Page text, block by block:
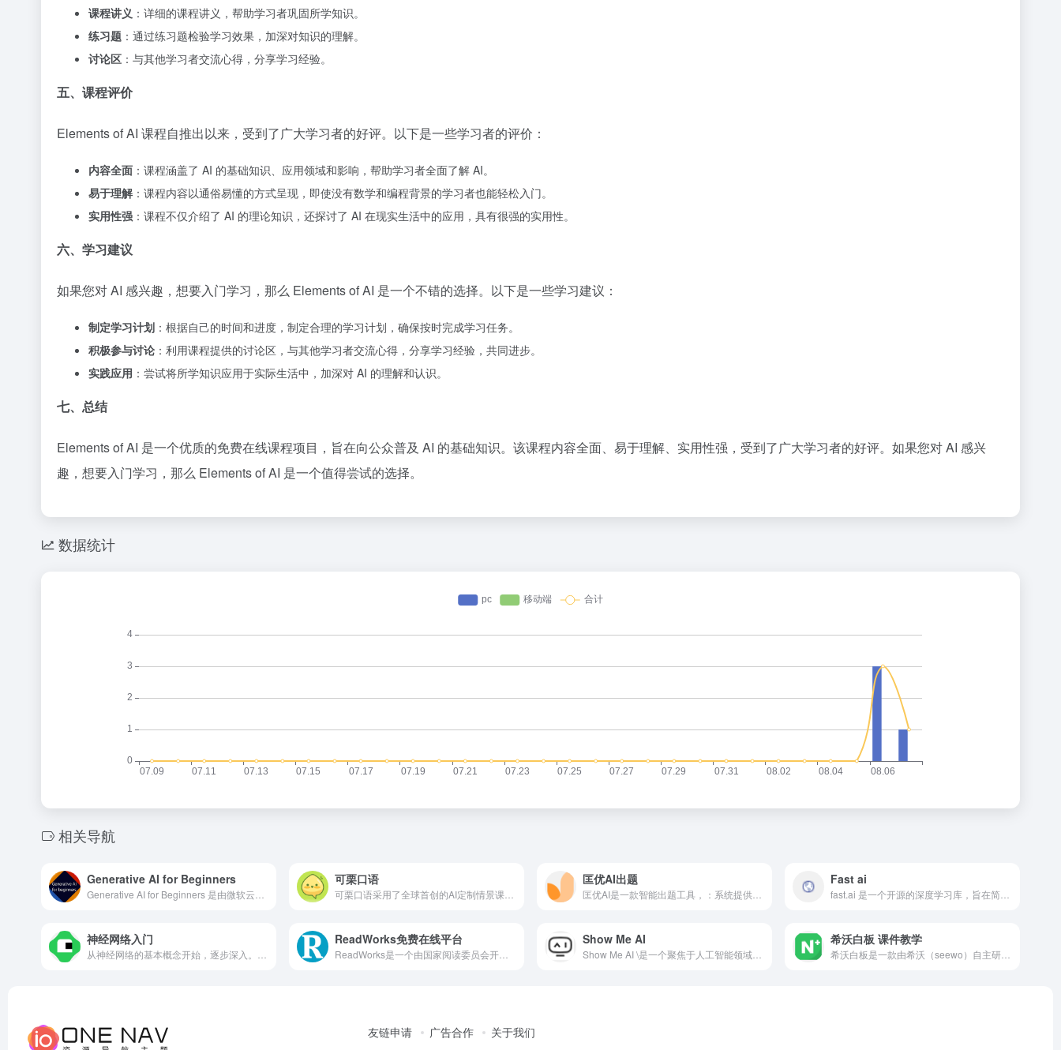
课程讲义 ：详细的课程讲义，帮助学习者巩固所学知识。
练习题 ：通过练习题检验学习效果，加深对知识的理解。
讨论区 ：与其他学习者交流心得，分享学习经验。
五、课程评价
Elements of AI 课程自推出以来，受到了广大学习者的好评。以下是一些学习者的评价：
内容全面 ：课程涵盖了 AI 的基础知识、应用领域和影响，帮助学习者全面了解 AI。
易于理解：课程内容以通俗易懂的方式呈现，即使没有数学和编程背景的学习者也能轻松入门。
实用性强 ：课程不仅介绍了 AI 的理论知识，还探讨了 AI 在现实生活中的应用，具有很强的实用性。
六、学习建议
如果您对 AI 感兴趣，想要入门学习，那么 Elements of AI 是一个不错的选择。以下是一些学习建议：
制定学习计划 ：根据自己的时间和进度，制定合理的学习计划，确保按时完成学习任务。
积极参与讨论 ：利用课程提供的讨论区，与其他学习者交流心得，分享学习经验，共同进步。
实践应用 ：尝试将所学知识应用于实际生活中，加深对 AI 的理解和认识。
七、总结
Elements of AI 是一个优质的免费在线课程项目，旨在向公众普及 AI 的基础知识。该课程内容全面、易于理解、实用性强，受到了广大学习者的好评。如果您对 AI 感兴
趣，想要入门学习，那么 Elements of AI 是一个值得尝试的选择。
数据统计
相关导航
Generative AI for Beginners 可栗口语 ​匡优AI出题 Fast ai
神经网络入门 ReadWorks免费在线平台 Show Me AI 希沃白板 课件教学
友链申请 广告合作 关于我们